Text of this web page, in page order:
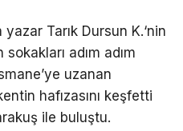
Tarık Dursun K.‘nin
adım adım
uzanan
hafızasını keşfetti
ile buluştu.